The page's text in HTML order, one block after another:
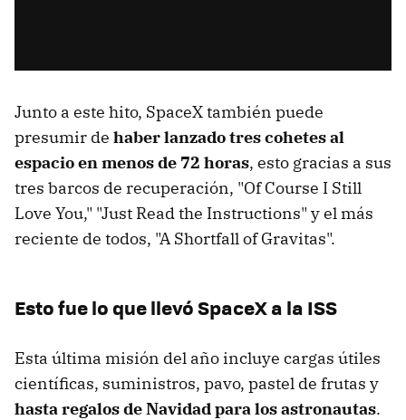
Junto a este hito, SpaceX también puede
presumir de haber lanzado tres cohetes al
espacio en menos de 72 horas, esto gracias a sus
tres barcos de recuperación, "Of Course I Still
Love You," "Just Read the Instructions" y el más
reciente de todos, "A Shortfall of Gravitas".
Esto fue lo que llevó SpaceX a la ISS
Esta última misión del año incluye cargas útiles
científicas, suministros, pavo, pastel de frutas y
hasta regalos de Navidad para los astronautas.